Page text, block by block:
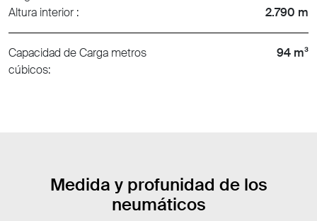
Altura interior :
2.790 m
Capacidad de Carga metros
cúbicos:
94 m³
Medida y profunidad de los
neumáticos